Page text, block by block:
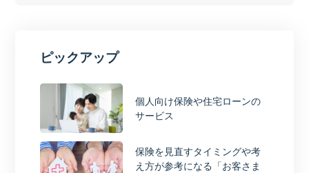
ピックアップ
個人向け保険や住宅ローンの
サービス
保険を見直すタイミングや考
え方が参考になる「お客さま